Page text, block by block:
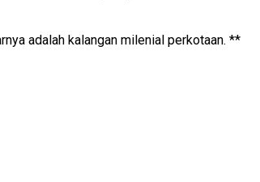
adalah kalangan milenial perkotaan. **